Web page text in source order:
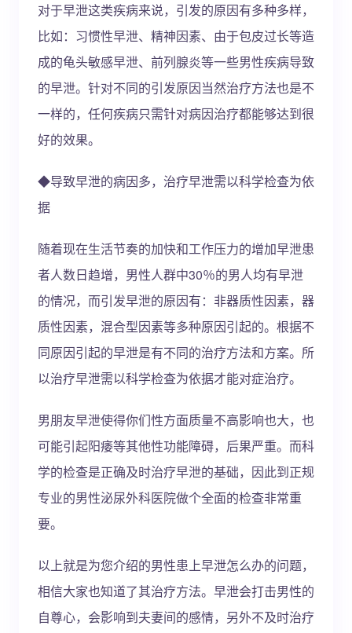
对于早泄这类疾病来说，引发的原因有多种多样，
比如：习惯性早泄、精神因素、由于包皮过长等造
成的龟头敏感早泄、前列腺炎等一些男性疾病导致
的早泄。针对不同的引发原因当然治疗方法也是不
一样的，任何疾病只需针对病因治疗都能够达到很
好的效果。
◆导致早泄的病因多，治疗早泄需以科学检查为依
据
随着现在生活节奏的加快和工作压力的增加早泄患
者人数日趋增，男性人群中30％的男人均有早泄
的情况，而引发早泄的原因有：非器质性因素，器
质性因素，混合型因素等多种原因引起的。根据不
同原因引起的早泄是有不同的治疗方法和方案。所
以治疗早泄需以科学检查为依据才能对症治疗。
男朋友早泄使得你们性方面质量不高影响也大，也
可能引起阳痿等其他性功能障碍，后果严重。而科
学的检查是正确及时治疗早泄的基础，因此到正规
专业的男性泌尿外科医院做个全面的检查非常重
要。
以上就是为您介绍的男性患上早泄怎么办的问题，
相信大家也知道了其治疗方法。早泄会打击男性的
自尊心，会影响到夫妻间的感情，另外不及时治疗